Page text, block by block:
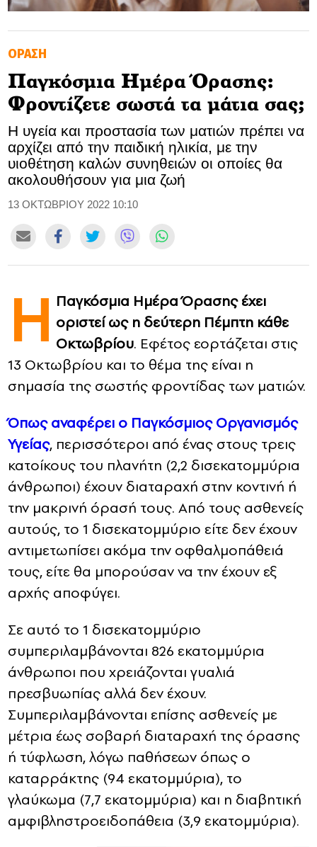
SOOZIE’S FRIENDS
CULTURE
TASTELAND
TECH
HEALTH
DIA Y NOCHE
CONTACT
ADVERTISE
ΟΡΑΣΗ
Παγκόσμια Ημέρα Όρασης:
Φροντίζετε σωστά τα μάτια σας;
Η υγεία και προστασία των ματιών πρέπει να
αρχίζει από την παιδική ηλικία, με την
υιοθέτηση καλών συνηθειών οι οποίες θα
ακολουθήσουν για μια ζωή
13 ΟΚΤΩΒΡΙΟΥ 2022 10:10
Η Παγκόσμια Ημέρα Όρασης έχει
οριστεί ως η δεύτερη Πέμπτη κάθε
Οκτωβρίου. Εφέτος εορτάζεται στις
13 Οκτωβρίου και το θέμα της είναι η
σημασία της σωστής φροντίδας των ματιών.
Όπως αναφέρει ο Παγκόσμιος Οργανισμός
Υγείας, περισσότεροι από ένας στους τρεις
κατοίκους του πλανήτη (2,2 δισεκατομμύρια
άνθρωποι) έχουν διαταραχή στην κοντινή ή
την μακρινή όρασή τους. Από τους ασθενείς
αυτούς, το 1 δισεκατομμύριο είτε δεν έχουν
αντιμετωπίσει ακόμα την οφθαλμοπάθειά
τους, είτε θα μπορούσαν να την έχουν εξ
αρχής αποφύγει.
Σε αυτό το 1 δισεκατομμύριο
συμπεριλαμβάνονται 826 εκατομμύρια
άνθρωποι που χρειάζονται γυαλιά
πρεσβυωπίας αλλά δεν έχουν.
Συμπεριλαμβάνονται επίσης ασθενείς με
μέτρια έως σοβαρή διαταραχή της όρασης
ή τύφλωση, λόγω παθήσεων όπως ο
καταρράκτης (94 εκατομμύρια), το
γλαύκωμα (7,7 εκατομμύρια) και η διαβητική
αμφιβληστροειδοπάθεια (3,9 εκατομμύρια).